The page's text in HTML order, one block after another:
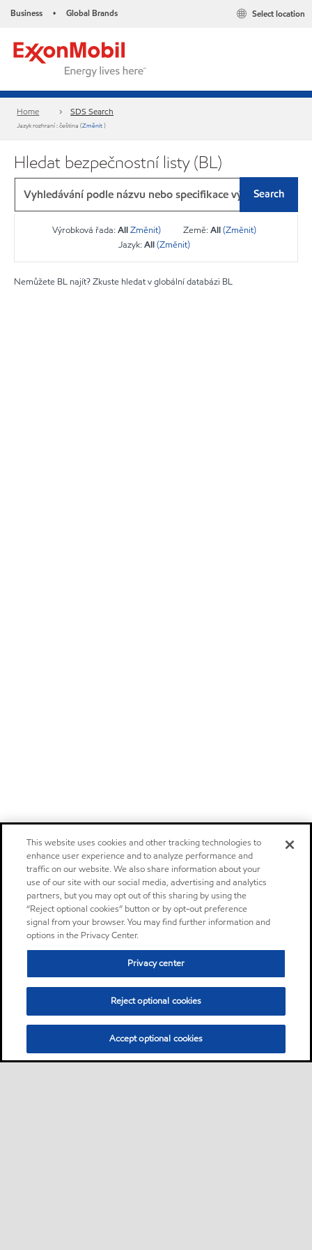
Business • Global Brands Select location
Home SDS Search
Jazyk rozhraní : čeština (Změnit)
Hledat bezpečnostní listy (BL)
Search
Výrobková řada:AllZměnit) Země:All(Změnit)
Jazyk:All(Změnit)
Nemůžete BL najít? Zkuste hledat v globální databázi BL
This website uses cookies and other tracking technologies to
enhance user experience and to analyze performance and
traffic on our website. We also share information about your
use of our site with our social media, advertising and analytics
partners, but you may opt out of this sharing by using the
“Reject optional cookies” button or by opt-out preference
signal from your browser. You may find further information and
options in the Privacy Center.
Privacy center
Reject optional cookies
Accept optional cookies